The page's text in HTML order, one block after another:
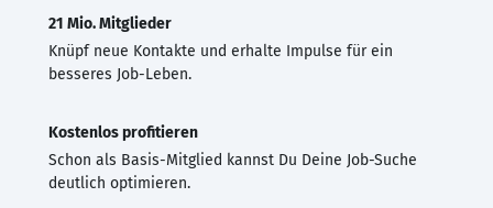
21 Mio. Mitglieder
Knüpf neue Kontakte und erhalte Impulse für ein
besseres Job-Leben.
Kostenlos profitieren
Schon als Basis-Mitglied kannst Du Deine Job-Suche
deutlich optimieren.